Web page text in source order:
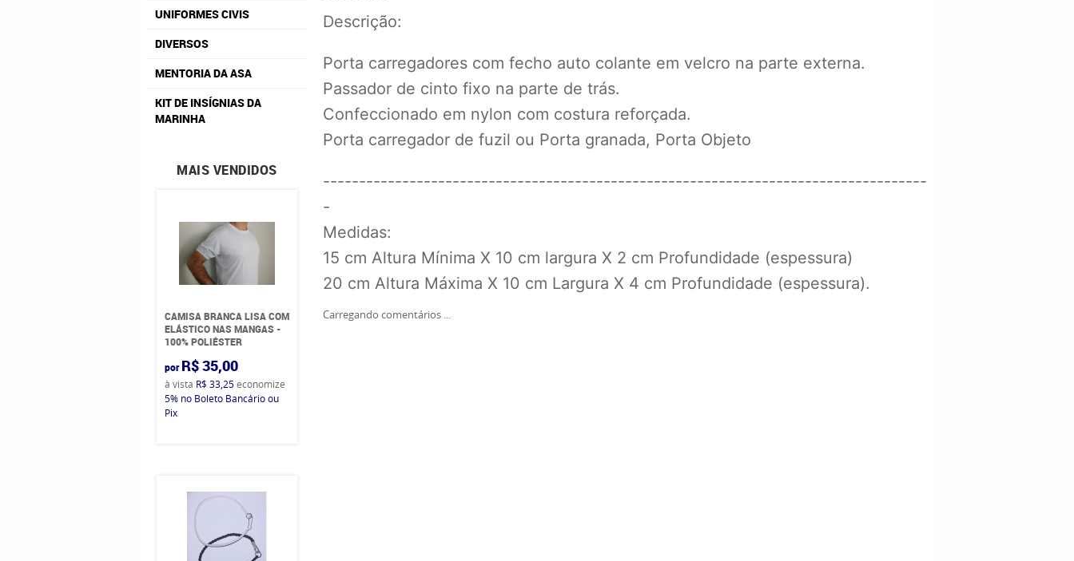
UNIFORMES CIVIS
DIVERSOS
MENTORIA DA ASA
KIT DE INSÍGNIAS DA
MARINHA
MAIS VENDIDOS
CAMISA BRANCA LISA COM
ELÁSTICO NAS MANGAS -
100% POLIÉSTER
por R$ 35,00
à vista R$ 33,25economize
5% no Boleto Bancário ou
Pix
Descrição:
Porta carregadores com fecho auto colante em velcro na parte externa.
Passador de cinto fixo na parte de trás.
Confeccionado em nylon com costura reforçada.
Porta carregador de fuzil ou Porta granada, Porta Objeto
------------------------------------------------------------------------------------
-
Medidas:
15 cm Altura Mínima X 10 cm largura X 2 cm Profundidade (espessura)
20 cm Altura Máxima X 10 cm Largura X 4 cm Profundidade (espessura).
Carregando comentários ...